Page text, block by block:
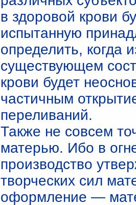
в здоровой крови
испытанную
определить, когда
существующем
крови будет
частичным
переливаний.
Также не совсем
матерью. Ибо в
производство
творческих сил
оформление —